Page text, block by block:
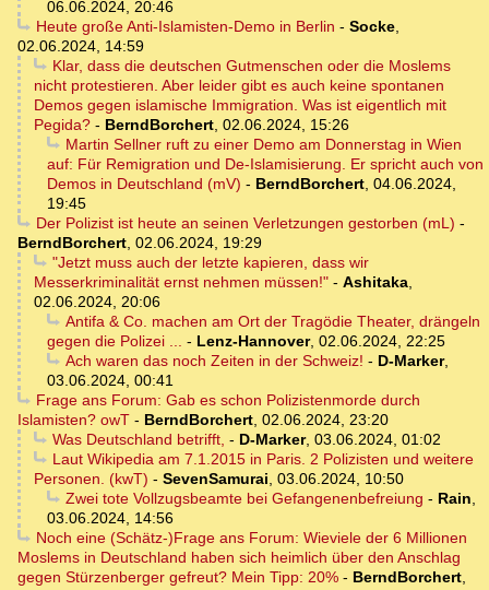
06.06.2024, 20:46
Heute große Anti-Islamisten-Demo in Berlin - Socke,
02.06.2024, 14:59
Klar, dass die deutschen Gutmenschen oder die Moslems
nicht protestieren. Aber leider gibt es auch keine spontanen
Demos gegen islamische Immigration. Was ist eigentlich mit
Pegida? - BerndBorchert, 02.06.2024, 15:26
Martin Sellner ruft zu einer Demo am Donnerstag in Wien
auf: Für Remigration und De-Islamisierung. Er spricht auch von
Demos in Deutschland (mV) - BerndBorchert, 04.06.2024,
19:45
Der Polizist ist heute an seinen Verletzungen gestorben (mL) -
BerndBorchert, 02.06.2024, 19:29
"Jetzt muss auch der letzte kapieren, dass wir
Messerkriminalität ernst nehmen müssen!" - Ashitaka,
02.06.2024, 20:06
Antifa & Co. machen am Ort der Tragödie Theater, drängeln
gegen die Polizei ... - Lenz-Hannover, 02.06.2024, 22:25
Ach waren das noch Zeiten in der Schweiz! - D-Marker,
03.06.2024, 00:41
Frage ans Forum: Gab es schon Polizistenmorde durch
Islamisten? owT - BerndBorchert, 02.06.2024, 23:20
Was Deutschland betrifft, - D-Marker, 03.06.2024, 01:02
Laut Wikipedia am 7.1.2015 in Paris. 2 Polizisten und weitere
Personen. (kwT) - SevenSamurai, 03.06.2024, 10:50
Zwei tote Vollzugsbeamte bei Gefangenenbefreiung - Rain,
03.06.2024, 14:56
Noch eine (Schätz-)Frage ans Forum: Wieviele der 6 Millionen
Moslems in Deutschland haben sich heimlich über den Anschlag
gegen Stürzenberger gefreut? Mein Tipp: 20% - BerndBorchert,